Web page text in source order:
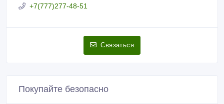
+7(777)277-48-51
Связаться
Покупайте безопасно